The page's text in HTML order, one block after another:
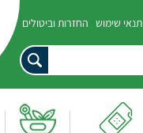
תנאי שימוש החזרות וביטולים